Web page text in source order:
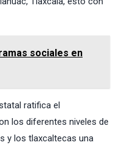
sociales en
ratifica el
los diferentes niveles de
y los tlaxcaltecas una